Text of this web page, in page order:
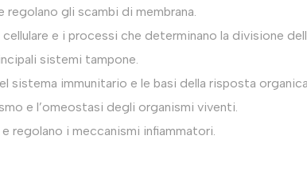
gli scambi di membrana.
e i processi che determinano la divisione
sistemi tampone.
sistema immunitario e le basi della risposta
e l’omeostasi degli organismi viventi.
regolano i meccanismi infiammatori.